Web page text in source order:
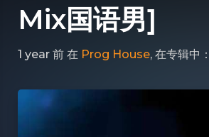
Mix国语男]
1 year 前 在 Prog House, 在专辑中：